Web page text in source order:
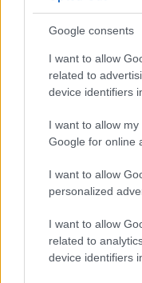
Google consents
I want to allow
related to
device identifiers
I want to allow
Google for online
I want to allow
personalized
I want to allow
related to
device identifiers
Leeds Unitedvs
ELŐZŐ
Támogatás